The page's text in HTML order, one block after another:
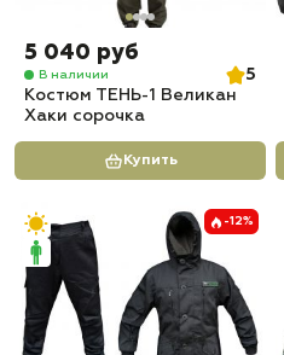
5 040 руб
В наличии
5
Костюм ТЕНЬ-1 Великан
Хаки сорочка
Купить
-12%